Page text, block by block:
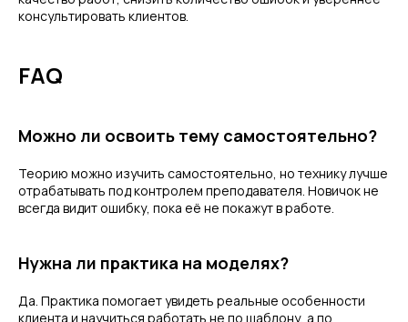
консультировать клиентов.
FAQ
Можно ли освоить тему самостоятельно?
Теорию можно изучить самостоятельно, но технику лучше
отрабатывать под контролем преподавателя. Новичок не
всегда видит ошибку, пока её не покажут в работе.
Нужна ли практика на моделях?
Да. Практика помогает увидеть реальные особенности
клиента и научиться работать не по шаблону, а по